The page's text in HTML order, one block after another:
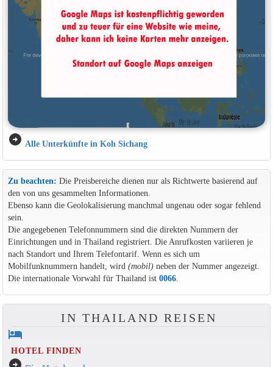
arrow_circle_right Alle Unterkünfte in Koh Sichang
Zu beachten: Die Preisbereiche dienen nur als Richtwerte basierend auf
den von uns gesammelten Informationen.
Ebenso kann die Geolokalisierung manchmal ungenau oder sogar fehlend
sein.
Die angegebenen Telefonnummern sind die direkten Nummern der
Einrichtungen und in Thailand registriert. Die Anrufkosten variieren je
nach Standort und Ihrem Telefontarif. Wenn es sich um
Mobilfunknummern handelt, wird (mobil)neben der Nummer angezeigt.
Die internationale Vorwahl für Thailand ist 0066.
IN THAILAND REISEN
hotel
HOTEL FINDEN